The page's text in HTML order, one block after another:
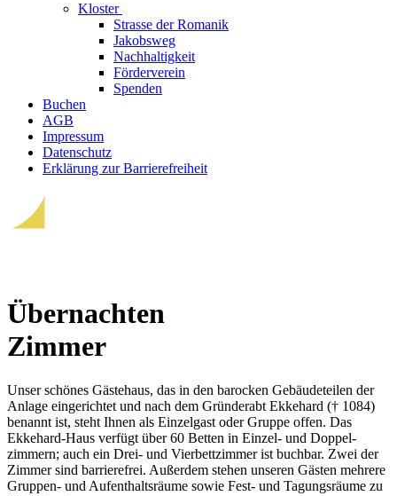
Kloster
Strasse der Romanik
Jakobsweg
Nachhaltigkeit
Förderverein
Spenden
Buchen
AGB
Impressum
Datenschutz
Erklärung zur Barrierefreiheit
Übernachten
Zimmer
Unser schönes Gästehaus, das in den barocken Gebäude­teilen der
Anlage eingerichtet und nach dem Gründerabt Ekkehard († 1084)
benannt ist, steht Ihnen als Einzelgast oder Gruppe offen. Das
Ekkehard-­Haus verfügt über 60 Betten in Einzel- und Doppel­
zimmern; auch ein Drei- und Vierbett­zimmer ist buchbar. Zwei der
Zimmer sind barriere­frei. Außerdem stehen unseren Gästen mehrere
Gruppen- und Auf­enthalts­räume sowie Fest- und Tagungs­räume zu